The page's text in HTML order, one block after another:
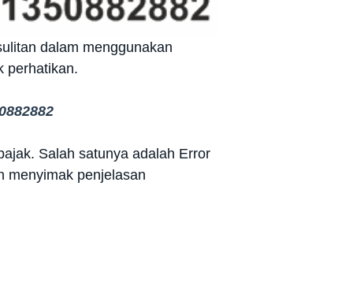
dalam menggunakan
perhatikan.
Salah satunya adalah Error
menyimak penjelasan